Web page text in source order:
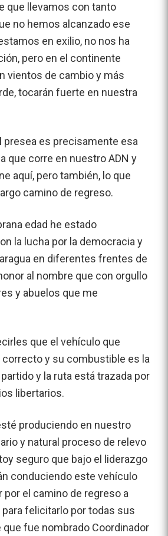
que llevamos con tanto
no hemos alcanzado ese
en exilio, no nos ha
pero en el continente
vientos de cambio y más
tocarán fuerte en nuestra
presea es precisamente esa
que corre en nuestro ADN y
aquí, pero también, lo que
camino de regreso.
edad he estado
la lucha por la democracia y
en diferentes frentes de
al nombre que con orgullo
y abuelos que me
que el vehículo que
correcto y su combustible es la
y la ruta está trazada por
libertarios.
produciendo en nuestro
y natural proceso de relevo
seguro que bajo el liderazgo
conduciendo este vehículo
por el camino de regreso a
felicitarlo por todas sus
fue nombrado Coordinador